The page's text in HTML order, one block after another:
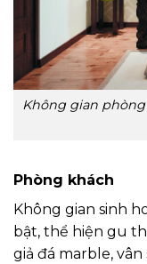
Không gian
Phòng khách
Không gian sinh
bật, thể hiện gu
giả đá marble,